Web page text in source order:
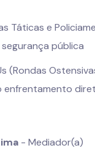
Táticas e
pública
(Rondas
enfrentamento
- Mediador(a)